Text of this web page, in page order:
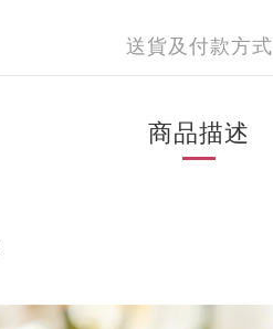
送貨及付款方式
商品描述